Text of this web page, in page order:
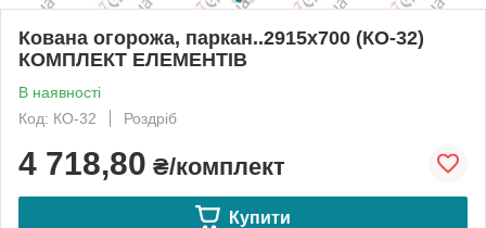
Кована огорожа, паркан..2915х700 (КО-32)
КОМПЛЕКТ ЕЛЕМЕНТІВ
В наявності
Код: КО-32
Роздріб
4 718,80 ₴/комплект
Купити